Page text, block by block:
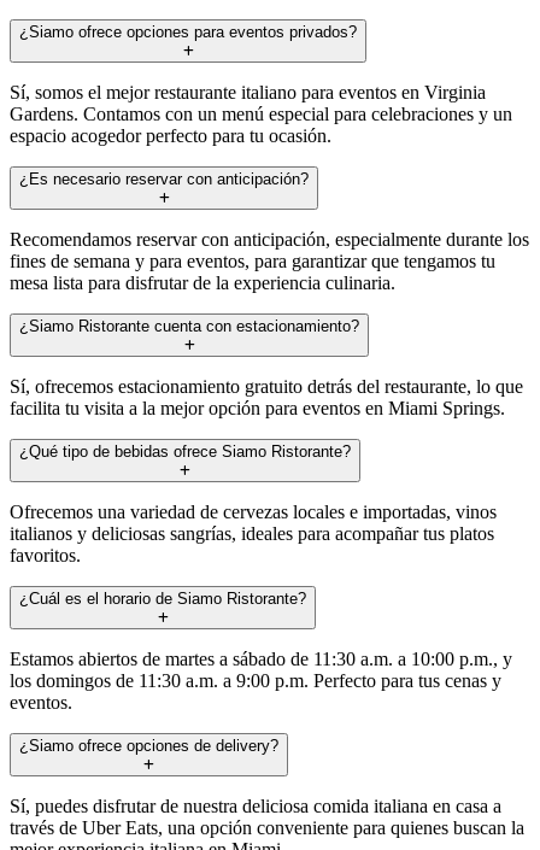
¿Siamo ofrece opciones para eventos privados?
Sí, somos el mejor restaurante italiano para eventos en Virginia
Gardens. Contamos con un menú especial para celebraciones y un
espacio acogedor perfecto para tu ocasión.
¿Es necesario reservar con anticipación?
Recomendamos reservar con anticipación, especialmente durante los
fines de semana y para eventos, para garantizar que tengamos tu
mesa lista para disfrutar de la experiencia culinaria.
¿Siamo Ristorante cuenta con estacionamiento?
Sí, ofrecemos estacionamiento gratuito detrás del restaurante, lo que
facilita tu visita a la mejor opción para eventos en Miami Springs.
¿Qué tipo de bebidas ofrece Siamo Ristorante?
Ofrecemos una variedad de cervezas locales e importadas, vinos
italianos y deliciosas sangrías, ideales para acompañar tus platos
favoritos.
¿Cuál es el horario de Siamo Ristorante?
Estamos abiertos de martes a sábado de 11:30 a.m. a 10:00 p.m., y
los domingos de 11:30 a.m. a 9:00 p.m. Perfecto para tus cenas y
eventos.
¿Siamo ofrece opciones de delivery?
Sí, puedes disfrutar de nuestra deliciosa comida italiana en casa a
través de Uber Eats, una opción conveniente para quienes buscan la